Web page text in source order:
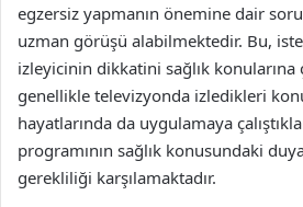
egzersiz yapmanın önemine dair
uzman görüşü alabilmektedir. Bu,
izleyicinin dikkatini sağlık konularına
genellikle televizyonda izledikleri
hayatlarında da uygulamaya
programının sağlık konusundaki
gerekliliği karşılamaktadır.